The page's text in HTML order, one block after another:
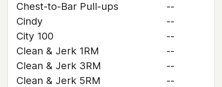
Chest-to-Bar Pull-ups
--
Cindy
--
City 100
--
Clean & Jerk 1RM
--
Clean & Jerk 3RM
--
Clean & Jerk 5RM
--